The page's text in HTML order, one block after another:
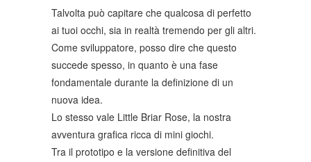
Talvolta può capitare che qualcosa di perfetto
ai tuoi occhi, sia in realtà tremendo per gli altri.
Come sviluppatore, posso dire che questo
succede spesso, in quanto è una fase
fondamentale durante la definizione di un
nuova idea.
Lo stesso vale Little Briar Rose, la nostra
avventura grafica ricca di mini giochi.
Tra il prototipo e la versione definitiva del